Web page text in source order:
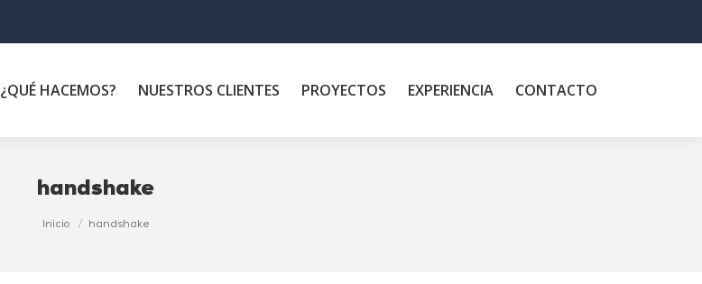
¿QUÉ HACEMOS? NUESTROS CLIENTES PROYECTOS EXPERIENCIA CONTACTO
handshake
Inicio handshake